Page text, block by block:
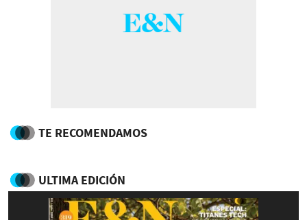
TE RECOMENDAMOS
ULTIMA EDICIÓN